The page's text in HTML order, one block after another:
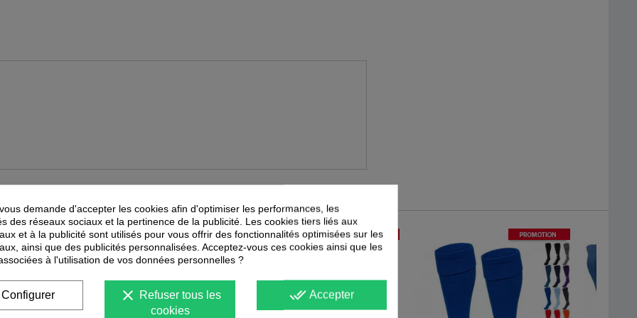
ÉGALEMENT VOUS INTÉRESSER
- 30% PROMOTION
-40% PROMOTION
-51 PROMOTION
-40%
demande d'accepter les cookies afin d'optimiser les performances, les
des réseaux sociaux et la pertinence de la publicité. Les cookies tiers liés aux
et à la publicité sont utilisés pour vous offrir des fonctionnalités optimisées sur les
ainsi que des publicités personnalisées. Acceptez-vous ces cookies ainsi que les
à l'utilisation de vos données personnelles ?
done_all Accepter
clear Refuser tous les
cookies
Configurer